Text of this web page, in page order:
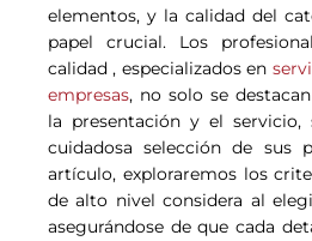
elementos, y la calidad del
papel crucial. Los
calidad , especializados en
empresas, no solo se
la presentación y el
cuidadosa selección de sus
artículo, exploraremos los
de alto nivel considera al
asegurándose de que cada